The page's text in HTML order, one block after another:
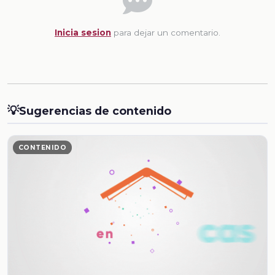
Inicia sesion para dejar un comentario.
💡Sugerencias de contenido
CONTENIDO